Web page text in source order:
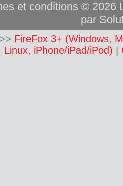
et conditions © 2026
par
FireFox 3+ (Windows,
Linux, iPhone/iPad/iPod)